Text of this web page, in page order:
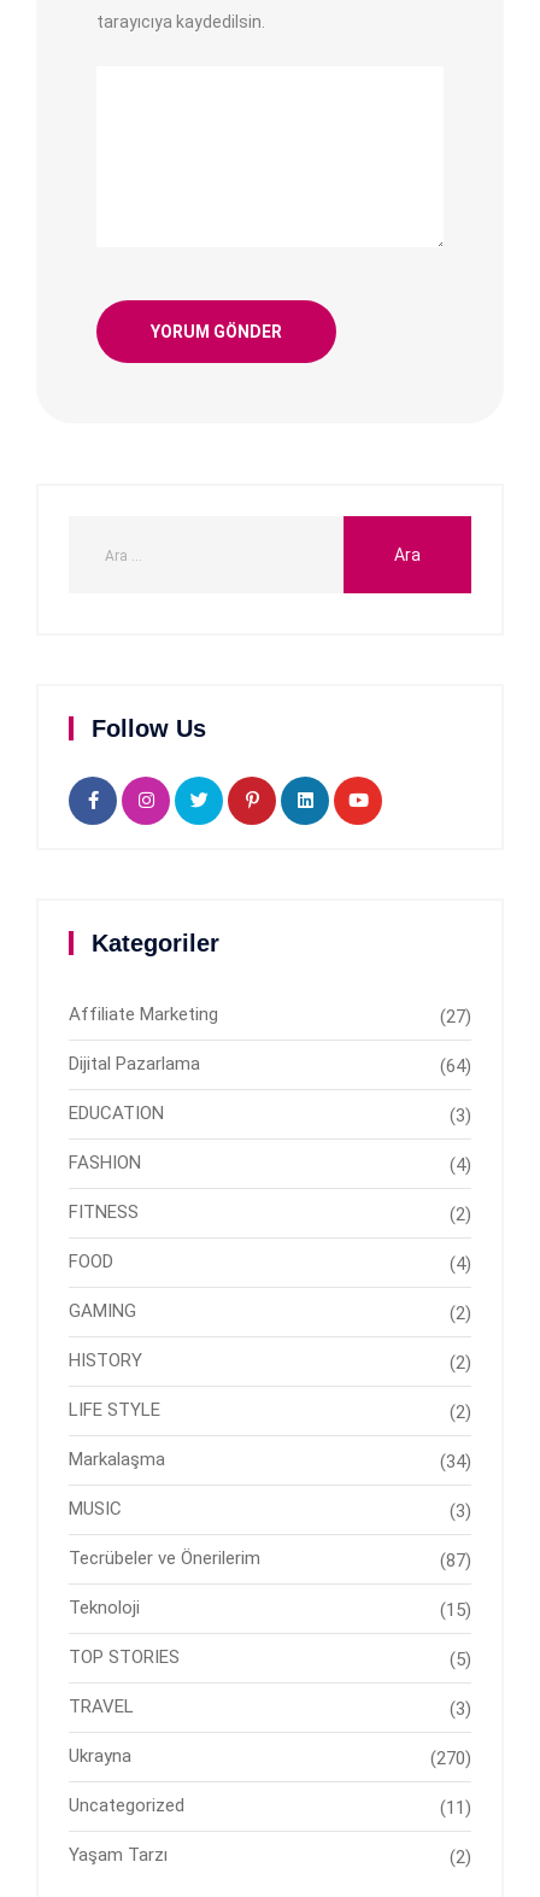
tarayıcıya kaydedilsin.
Follow Us
Kategoriler
Affiliate Marketing (27)
Dijital Pazarlama (64)
EDUCATION (3)
FASHION (4)
FITNESS (2)
FOOD (4)
GAMING (2)
HISTORY (2)
LIFE STYLE (2)
Markalaşma (34)
MUSIC (3)
Tecrübeler ve Önerilerim (87)
Teknoloji (15)
TOP STORIES (5)
TRAVEL (3)
Ukrayna (270)
Uncategorized (11)
Yaşam Tarzı (2)